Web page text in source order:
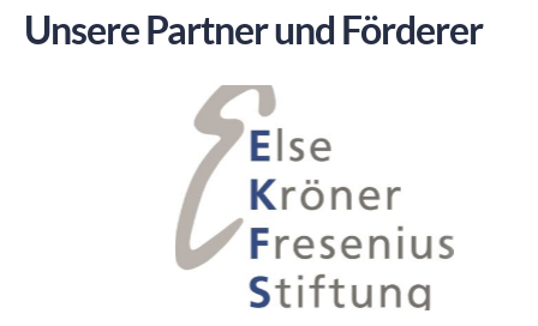
Unsere Partner und Förderer